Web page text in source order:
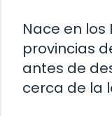
Nace en los
provincias
antes de
cerca de la